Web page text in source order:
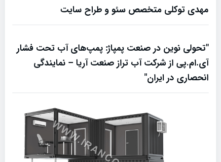
مهدی توکلی متخصص سئو و طراح سایت
"تحولی نوین در صنعت پمپاژ: پمپ‌های آب تحت فشار
آی.ام.پی از شرکت آب تراز صنعت آریا – نمایندگی
انحصاری در ایران"